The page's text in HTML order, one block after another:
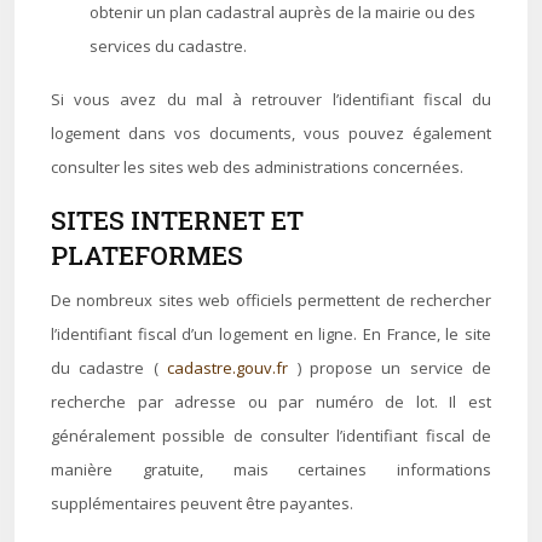
obtenir un plan cadastral auprès de la mairie ou des
services du cadastre.
Si vous avez du mal à retrouver l’identifiant fiscal du
logement dans vos documents, vous pouvez également
consulter les sites web des administrations concernées.
SITES INTERNET ET
PLATEFORMES
De nombreux sites web officiels permettent de rechercher
l’identifiant fiscal d’un logement en ligne. En France, le site
du cadastre (cadastre.gouv.fr ) propose un service de
recherche par adresse ou par numéro de lot. Il est
généralement possible de consulter l’identifiant fiscal de
manière gratuite, mais certaines informations
supplémentaires peuvent être payantes.